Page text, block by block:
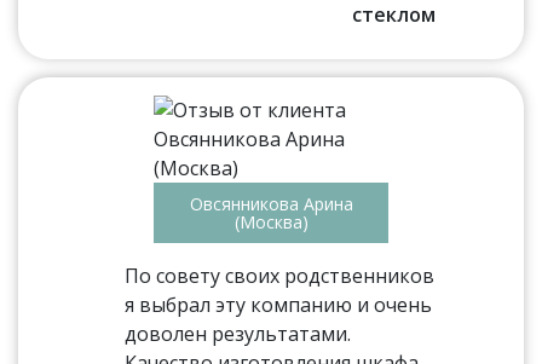
стеклом
Овсянникова Арина
(Москва)
По совету своих родственников
я выбрал эту компанию и очень
доволен результатами.